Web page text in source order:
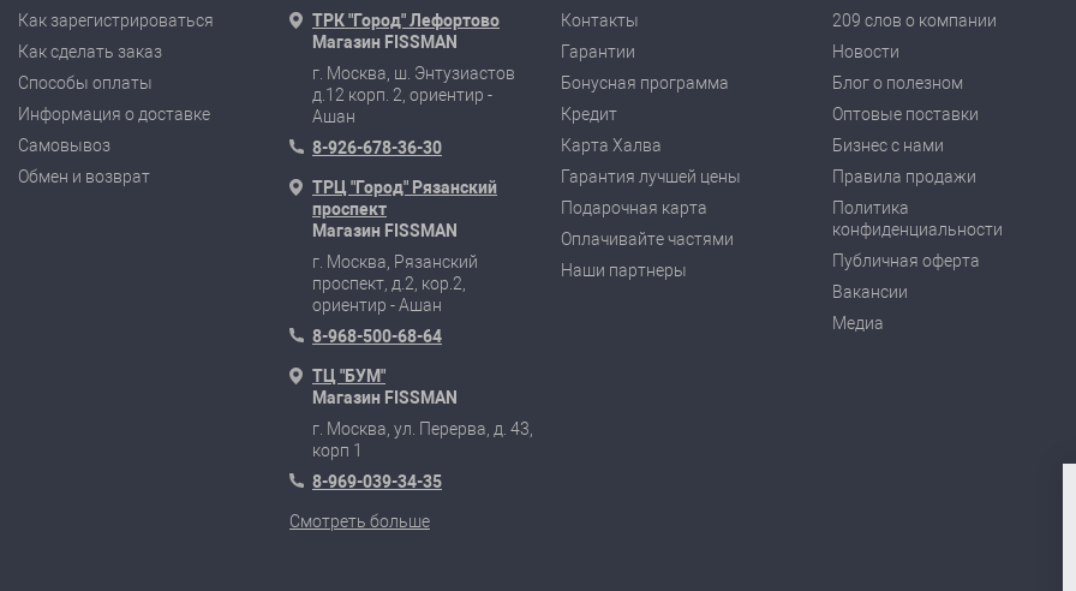
Как зарегистрироваться
Как сделать заказ
Способы оплаты
Информация о доставке
Самовывоз
Обмен и возврат
ТРК "Город" Лефортово
Магазин FISSMAN
г. Москва, ш. Энтузиастов
д.12 корп. 2, ориентир -
Ашан
8-926-678-36-30
ТРЦ "Город" Рязанский
проспект
Магазин FISSMAN
г. Москва, Рязанский
проспект, д.2, кор.2,
ориентир - Ашан
8-968-500-68-64
ТЦ "БУМ"
Магазин FISSMAN
г. Москва, ул. Перерва, д. 43,
корп 1
8-969-039-34-35
Смотреть больше
Контакты
Гарантии
Бонусная программа
Кредит
Карта Халва
Гарантия лучшей цены
Подарочная карта
Оплачивайте частями
Наши партнеры
209 слов о компании
Новости
Блог о полезном
Оптовые поставки
Бизнес с нами
Правила продажи
Политика
конфиденциальности
Публичная оферта
Вакансии
Медиа